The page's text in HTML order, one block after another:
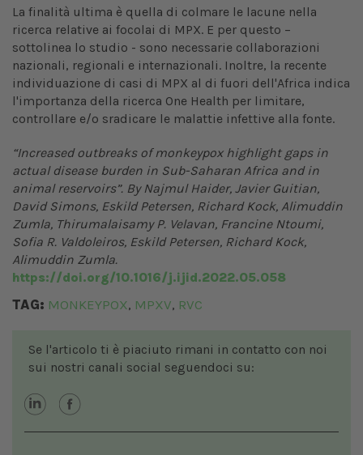
La finalità ultima è quella di colmare le lacune nella
ricerca relative ai focolai di MPX. E per questo –
sottolinea lo studio - sono necessarie collaborazioni
nazionali, regionali e internazionali. Inoltre, la recente
individuazione di casi di MPX al di fuori dell'Africa indica
l'importanza della ricerca One Health per limitare,
controllare e/o sradicare le malattie infettive alla fonte.
“Increased outbreaks of monkeypox highlight gaps in
actual disease burden in Sub-Saharan Africa and in
animal reservoirs”. By Najmul Haider, Javier Guitian,
David Simons, Eskild Petersen, Richard Kock, Alimuddin
Zumla, Thirumalaisamy P. Velavan, Francine Ntoumi,
Sofia R. Valdoleiros, Eskild Petersen, Richard Kock,
Alimuddin Zumla.
https://doi.org/10.1016/j.ijid.2022.05.058
TAG: MONKEYPOX, MPXV, RVC
Se l'articolo ti è piaciuto rimani in contatto con noi
sui nostri canali social seguendoci su: